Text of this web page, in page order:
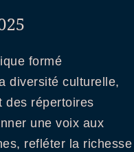
formé
diversité culturelle,
des répertoires
une voix aux
refléter la richesse